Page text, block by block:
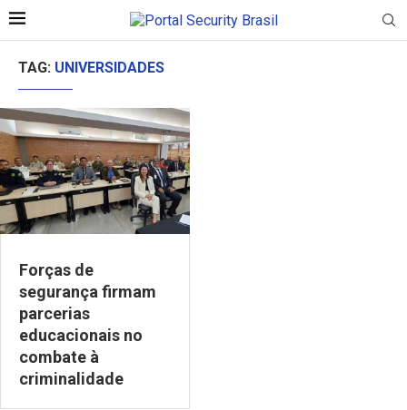
TAG: UNIVERSIDADES
Forças de
segurança firmam
parcerias
educacionais no
combate à
criminalidade